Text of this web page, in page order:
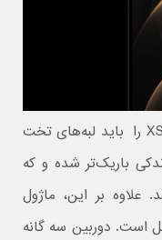
و XS Max را باید لبه‌های تخت
اندکی باریک‌تر شده و که
علاوه بر این، ماژول
است. دوربین سه گانه